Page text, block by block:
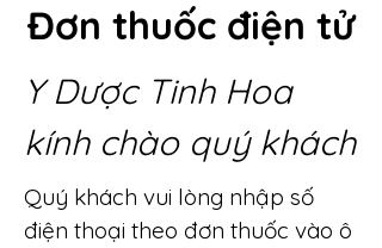
Đơn thuốc điện tử
Y Dược Tinh Hoa
kính chào quý khách
Quý khách vui lòng nhập số
điện thoại theo đơn thuốc vào ô